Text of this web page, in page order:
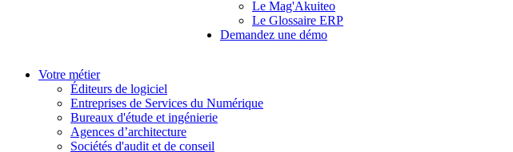
Le Mag'Akuiteo
Le Glossaire ERP
Demandez une démo
Votre métier
Éditeurs de logiciel
Entreprises de Services du Numérique
Bureaux d'étude et ingénierie
Agences d’architecture
Sociétés d'audit et de conseil